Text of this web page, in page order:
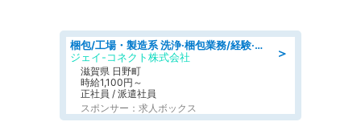
＞
梱包/工場・製造系 洗浄·梱包業務/経験·資格不問/日勤
ジェイ-コネクト株式会社
滋賀県 日野町
時給1,100円～
正社員 / 派遣社員
スポンサー：求人ボックス